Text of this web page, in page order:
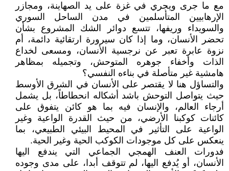
مع ما جرى ويجري في غزة على يد الصهاينة، ومجازر
الإرهابيين المتأسلمين في مدن الساحل السوري
والسويداء وريفها، تتسع دوائر الشك المشروع بشأن
تحضر الأنسان، وما إذا كان سيرورة ارتقائية دائمة، أم
نزوة عابرة تعبر عن نرجسية الأنسان، ومسعى لخداع
الذات وأخفاء جوهره المتوحش، وتجميله بمظاهر
هامشية غير متأصلة في بناءه النفسي؟
والتساؤل هنا لا يقتصر على الأنسان في الشرق الأوسط
حيث يتواصل التوحش باشد أشكاله انحطاطاً، بل يشمل
أرجاء العالم، والإنسان فيه بما هو كائن يتفوق على
كائنات كوكبنا الأرضي، من حيث القدرة الواعية وغير
الواعية على التأثير في المحيط البيئي الطبيعي، بما
ينعكس على كل موجودات الكوكب الحية وغير الحية.
فدورات العنف الهمجي الجماعي التي يندفع اليها
الأنسان، أو يُدفع اليها، لم تتوقف أبدا، على مدى وجوده